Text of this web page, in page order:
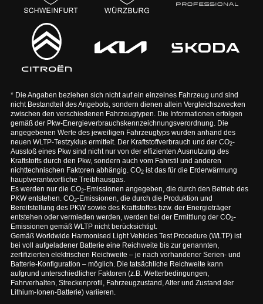
* Die Angaben beziehen sich nicht auf ein einzelnes Fahrzeug und sind
nicht Bestandteil des Angebots, sondern dienen allein Vergleichszwecken
zwischen den verschiedenen Fahrzeugtypen. Die Informationen erfolgen
gemäß der Pkw-Energieverbrauchskennzeichnungsverordnung. Die
angegebenen Werte des jeweiligen Fahrzeugtyps wurden anhand des
neuen WLTP-Testzyklus ermittelt. Der Kraftstoffverbrauch und der CO2-
Ausstoß eines Pkw sind nicht nur von der effizienten Ausnutzung des
Kraftstoffs durch den Pkw, sondern auch vom Fahrstil und anderen
nichttechnischen Faktoren abhängig. CO2ist das für die Erderwärmung
hauptverantwortliche Treibhausgas.
Es werden nur die CO2-Emissionen angegeben, die durch den Betrieb des
PKW entstehen. CO2-Emissionen, die durch die Produktion und
Bereitstellung des PKW sowie des Kraftstoffes bzw. der Energieträger
entstehen oder vermieden werden, werden bei der Ermittlung der CO2-
Emissionen gemäß WLTP nicht berücksichtigt.
Gemäß Worldwide Harmonised Light Vehicles Test Procedure (WLTP) ist
bei voll aufgeladener Batterie eine Reichweite bis zur genannten,
zertifizierten elektrischen Reichweite – je nach vorhandener Serien- und
Batterie-Konfiguration – möglich. Die tatsächliche Reichweite kann
aufgrund unterschiedlicher Faktoren (z.B. Wetterbedingungen,
Fahrverhalten, Streckenprofil, Fahrzeugzustand, Alter und Zustand der
Lithium-Ionen-Batterie) variieren.